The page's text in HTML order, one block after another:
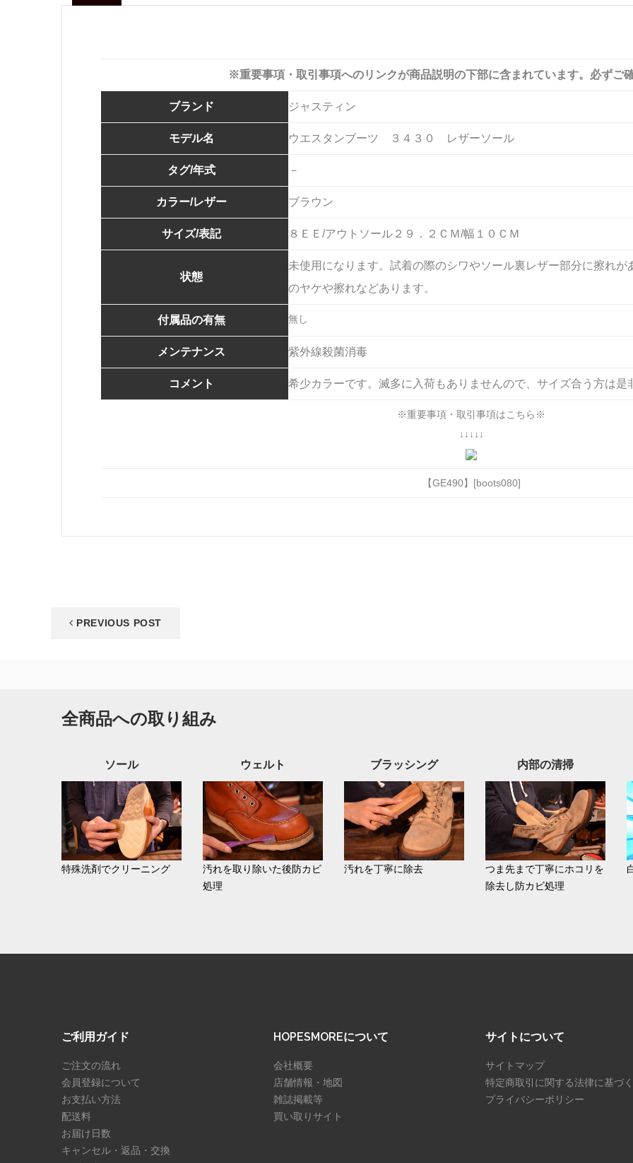
※重要事項・取引事項へのリンクが商品説明の下部に含まれています。必ずご
ブランド ジャスティン
モデル名 ウエスタンブーツ ３４３０ レザーソール
タグ/年式 －
カラー/レザー ブラウン
サイズ/表記 ８ＥＥ/アウトソール２９．２ＣＭ/幅１０ＣＭ
状態
未使用になります。試着の際のシワやソール裏レザー部分に擦れ
のヤケや擦れなどあります。
付属品の有無 無し
メンテナンス 紫外線殺菌消毒
コメント 希少カラーです。滅多に入荷もありませんので、サイズ合う方は是
※重要事項・取引事項はこちら※
↓↓↓↓↓
【GE490】[boots080]
PREVIOUS POST
全商品への取り組み
ソール
特殊洗剤でクリーニング
ウェルト
汚れを取り除いた後防カビ
処理
ブラッシング
汚れを丁寧に除去
内部の清掃
つま先まで丁寧にホコリを
除去し防カビ処理
ご利用ガイド
ご注文の流れ
会員登録について
お支払い方法
配送料
お届け日数
キャンセル・返品・交換
HOPESMOREについて
会社概要
店舗情報・地図
雑誌掲載等
買い取りサイト
サイトについて
サイトマップ
特定商取引に関する法律に基づ
プライバシーポリシー